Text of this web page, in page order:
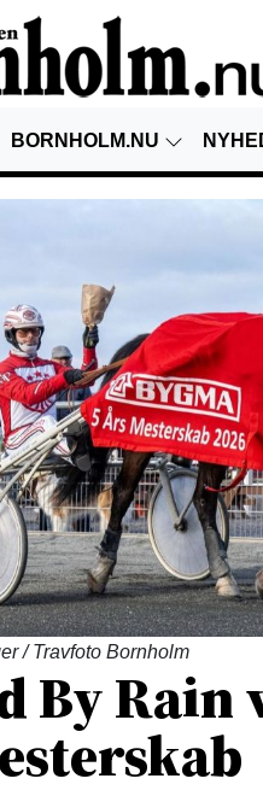
BORNHOLM.NU
/ Travfoto Bornholm
By Rain